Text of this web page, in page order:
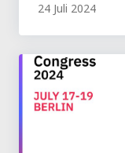
24 Juli 2024